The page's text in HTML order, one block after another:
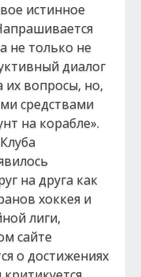
истинное
не только не
диалог
их вопросы, но,
средствами
на корабле».
на друга как
хоккея и
лиги,
сайте
о достижениях